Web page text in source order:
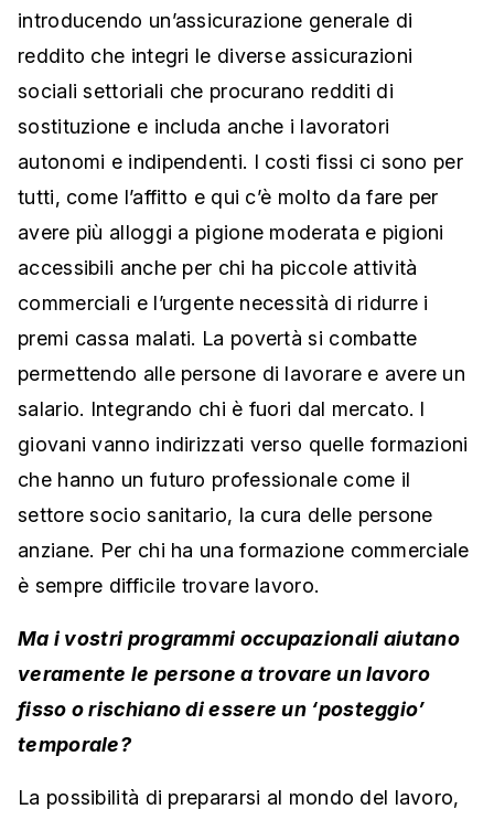
introducendo un’assicurazione generale di
reddito che integri le diverse assicurazioni
sociali settoriali che procurano redditi di
sostituzione e includa anche i lavoratori
autonomi e indipendenti. I costi fissi ci sono per
tutti, come l’affitto e qui c’è molto da fare per
avere più alloggi a pigione moderata e pigioni
accessibili anche per chi ha piccole attività
commerciali e l’urgente necessità di ridurre i
premi cassa malati. La povertà si combatte
permettendo alle persone di lavorare e avere un
salario. Integrando chi è fuori dal mercato. I
giovani vanno indirizzati verso quelle formazioni
che hanno un futuro professionale come il
settore socio sanitario, la cura delle persone
anziane. Per chi ha una formazione commerciale
è sempre difficile trovare lavoro.
Ma i vostri programmi occupazionali aiutano
veramente le persone a trovare un lavoro
fisso o rischiano di essere un ‘posteggio’
temporale?
La possibilità di prepararsi al mondo del lavoro,